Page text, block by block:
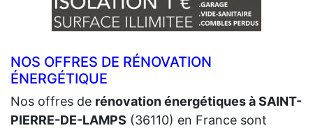
NOS OFFRES DE RÉNOVATION
ÉNERGÉTIQUE
Nos offres de rénovation énergétiques à SAINT-
PIERRE-DE-LAMPS (36110) en France sont